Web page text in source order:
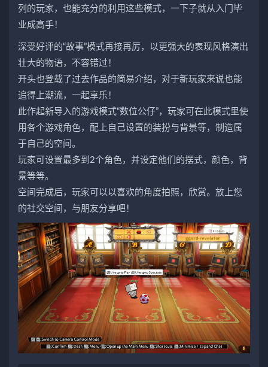
列的玩家，也能充分的利用这些模式，一下子就从入门毕
业成高手！
深受好评的“故事”模式再接再厉，以更强大的表现风格演出
壮大的物语，不容错过！
开头也登载了过去作品的简易介绍，对于新玩家来说也能
追得上潮流，一起享乐！
此作起新导入的游戏模式“数位公仔”，玩家可在此模式里使
用各个游戏角色，配上自己设置的装扮与背景等，制造属
于自己的空间。
玩家可设置最多到2个角色，并设定他们的摆式，颜色，背
景等等。
空间完成后，玩家可以以喜欢的角度拍照，欣赏。放上您
的社交空间，与朋友分享吧！